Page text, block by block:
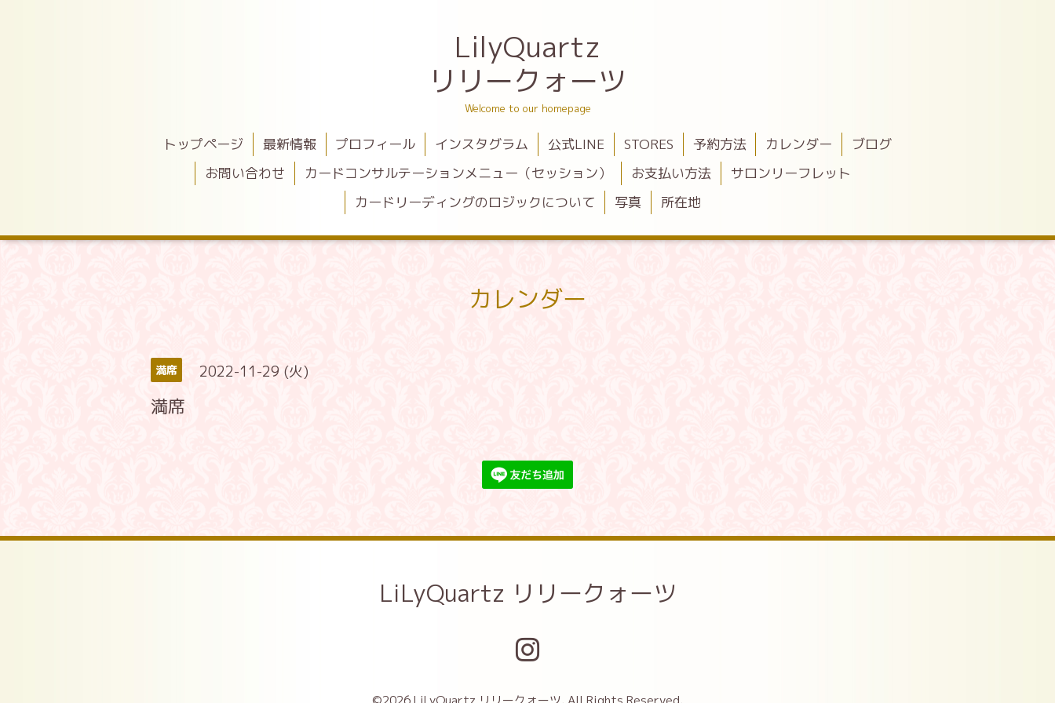
LilyQuartz
リリークォーツ
Welcome to our homepage
トップページ 最新情報 プロフィール インスタグラム 公式LINE STORES 予約方法 カレンダー
ブログ
お問い合わせ
カードコンサルテーションメニュー（セッション） お支払い方法
サロンリーフレット
カードリーディングのロジックについて
写真 所在地
カレンダー
満席 2022-11-29 (火)
満席
LiLyQuartz リリークォーツ